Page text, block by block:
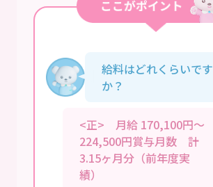
給料はどれくらいです
か？
<正> 月給 170,100円～
224,500円賞与月数 計
3.15ヶ月分（前年度実
績）